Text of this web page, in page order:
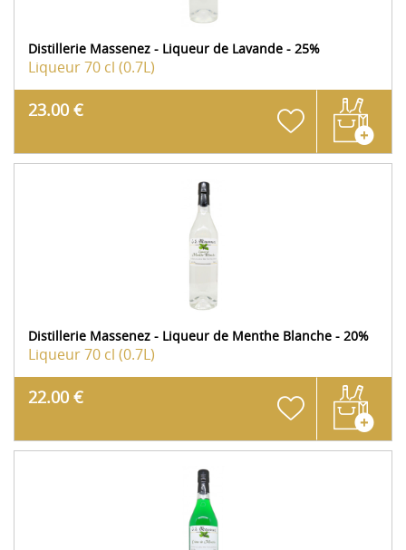
Distillerie Massenez - Liqueur de Lavande - 25%
Liqueur70 cl (0.7L)
23.00 €
Distillerie Massenez - Liqueur de Menthe Blanche - 20%
Liqueur70 cl (0.7L)
22.00 €